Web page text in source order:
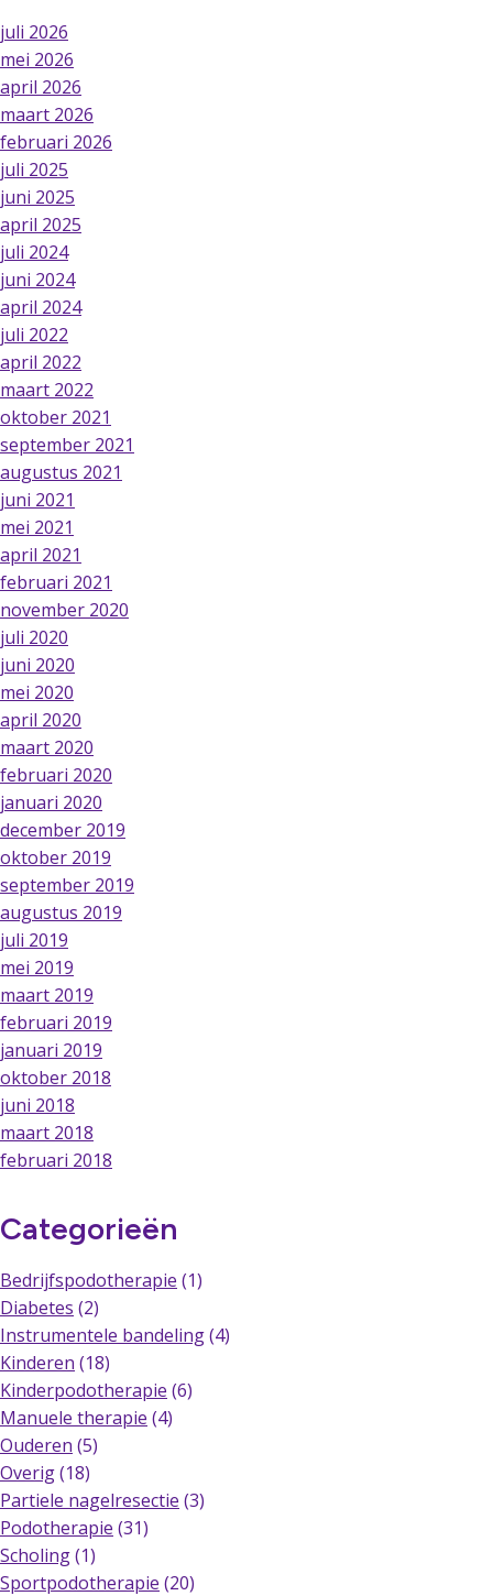
juli 2026
mei 2026
april 2026
maart 2026
februari 2026
juli 2025
juni 2025
april 2025
juli 2024
juni 2024
april 2024
juli 2022
april 2022
maart 2022
oktober 2021
september 2021
augustus 2021
juni 2021
mei 2021
april 2021
februari 2021
november 2020
juli 2020
juni 2020
mei 2020
april 2020
maart 2020
februari 2020
januari 2020
december 2019
oktober 2019
september 2019
augustus 2019
juli 2019
mei 2019
maart 2019
februari 2019
januari 2019
oktober 2018
juni 2018
maart 2018
februari 2018
Categorieën
Bedrijfspodotherapie (1)
Diabetes (2)
Instrumentele bandeling(4)
Kinderen (18)
Kinderpodotherapie (6)
Manuele therapie (4)
Ouderen (5)
Overig(18)
Partiele nagelresectie (3)
Podotherapie (31)
Scholing(1)
Sportpodotherapie (20)